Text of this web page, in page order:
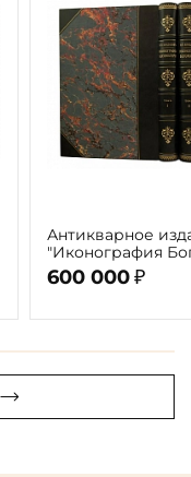
Антикварное
"Иконография
г. (в 2-х томах с
автора)
600 000 ₽